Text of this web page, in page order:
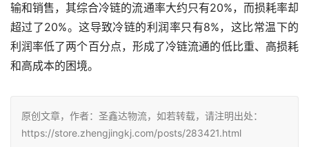
输和销售，其综合冷链的流通率大约只有20%，而损耗率却
超过了20%。这导致冷链的利润率只有8%，这比常温下的
利润率低了两个百分点，形成了冷链流通的低比重、高损耗
和高成本的困境。
原创文章，作者：圣鑫达物流，如若转载，请注明出处：
https://store.zhengjingkj.com/posts/283421.html